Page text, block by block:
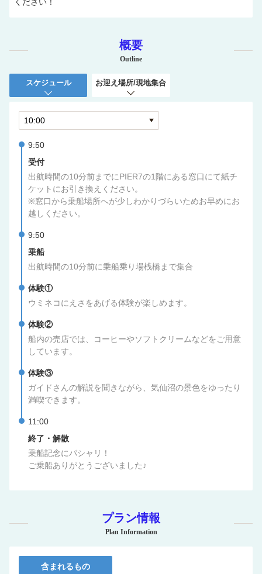
概要
Outline
スケジュール お迎え場所/現地集合
9:50
受付
出航時間の10分前までにPIER7の1階にある窓口にて紙チ
ケットにお引き換えください。
※窓口から乗船場所へが少しわかりづらいためお早めにお
越しください。
9:50
乗船
出航時間の10分前に乗船乗り場桟橋まで集合
体験①
ウミネコにえさをあげる体験が楽しめます。
体験②
船内の売店では、コーヒーやソフトクリームなどをご用意
しています。
体験③
ガイドさんの解説を聞きながら、気仙沼の景色をゆったり
満喫できます。
11:00
終了・解散
乗船記念にパシャリ！
ご乗船ありがとうございました♪
プラン情報
Plan Information
含まれるもの